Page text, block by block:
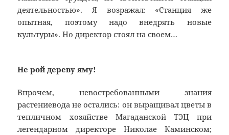
деятельностью». Я возражал: «Станция же
опытная, поэтому надо внедрять новые
культуры». Но директор стоял на своем…
Не рой дереву яму!
Впрочем, невостребованными знания
растениевода не остались: он выращивал цветы в
тепличном хозяйстве Магаданской ТЭЦ при
легендарном директоре Николае Каминском;